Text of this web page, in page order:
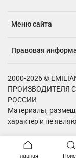
Меню сайта
Правовая
2000-2026 ©
ПРОИЗВОДИТЕЛЯ
РОССИИ
Материалы,
характер и не
Главная